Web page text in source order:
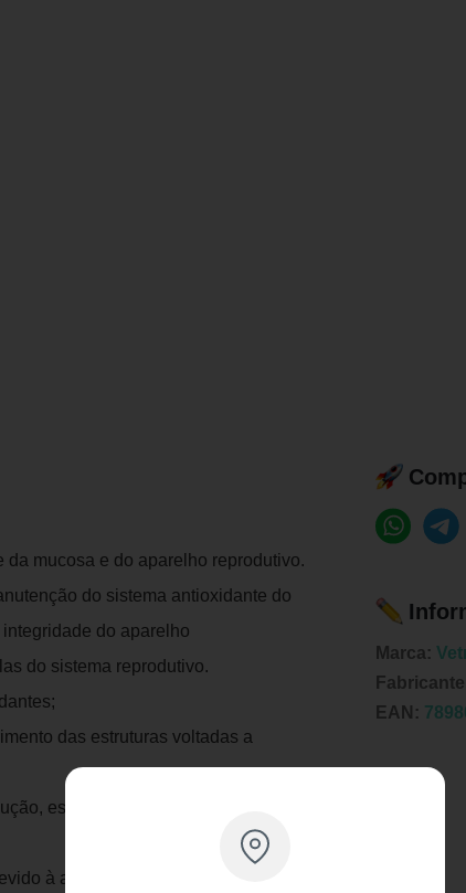
da mucosa e do aparelho reprodutivo.
do sistema antioxidante do
do aparelho
do sistema reprodutivo.
das estruturas voltadas a
especialmente para os machos;
à ação antioxidante;
Marca:
EAN: